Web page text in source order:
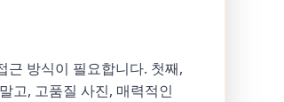
근 방식이 필요합니다. 첫째,
고, 고품질 사진, 매력적인